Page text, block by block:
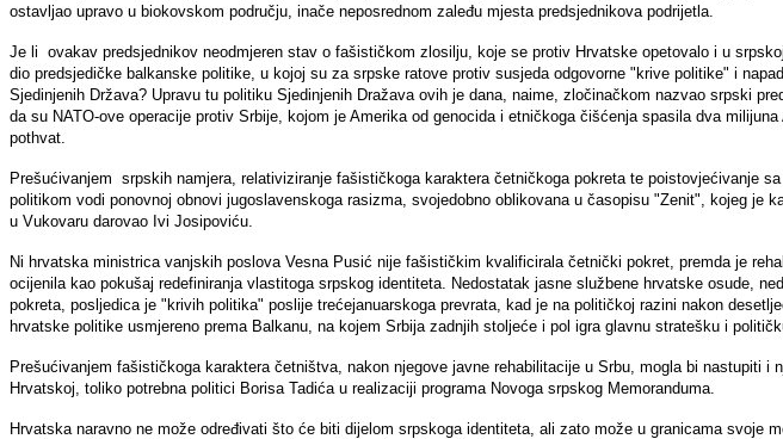
ostavljao upravo u biokovskom području, inače neposrednom zaleđu mjesta predsjednikova podrijetla.
Je li ovakav predsjednikov neodmjeren stav o fašističkom zlosilju, koje se protiv Hrvatske opetovalo i u
dio predsjedičke balkanske politike, u kojoj su za srpske ratove protiv susjeda odgovorne "krive politike" i
Sjedinjenih Država? Upravu tu politiku Sjedinjenih Dražava ovih je dana, naime, zločinačkom nazvao srpski
da su NATO-ove operacije protiv Srbije, kojom je Amerika od genocida i etničkoga čišćenja spasila dva
pothvat.
Prešućivanjem srpskih namjera, relativiziranje fašističkoga karaktera četničkoga pokreta te poistovjećivanje
politikom vodi ponovnoj obnovi jugoslavenskoga rasizma, svojedobno oblikovana u časopisu "Zenit", kojeg je
u Vukovaru darovao Ivi Josipoviću.
Ni hrvatska ministrica vanjskih poslova Vesna Pusić nije fašističkim kvalificirala četnički pokret, premda je
ocijenila kao pokušaj redefiniranja vlastitoga srpskog identiteta. Nedostatak jasne službene hrvatske osude,
pokreta, posljedica je "krivih politika" poslije trećejanuarskoga prevrata, kad je na političkoj razini nakon
hrvatske politike usmjereno prema Balkanu, na kojem Srbija zadnjih stoljeće i pol igra glavnu stratešku i
Prešućivanjem fašističkoga karaktera četništva, nakon njegove javne rehabilitacije u Srbu, mogla bi nastupiti i
Hrvatskoj, toliko potrebna politici Borisa Tadića u realizaciji programa Novoga srpskog Memoranduma.
Hrvatska naravno ne može određivati što će biti dijelom srpskoga identiteta, ali zato može u granicama svoje